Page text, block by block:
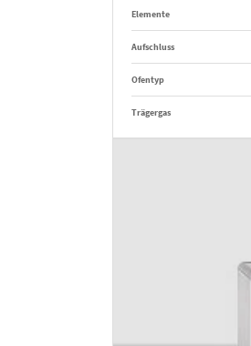
Elemente
Aufschluss
Ofentyp
Trägergas